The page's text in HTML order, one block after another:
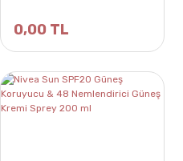
0,00 TL